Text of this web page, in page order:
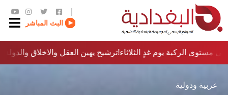
البث المباشر
ترشيح يهين العقل والاخلاق والدولة…؟!مستوى الركبة يوم غدٍ الثلاثاء
عربية ودولية